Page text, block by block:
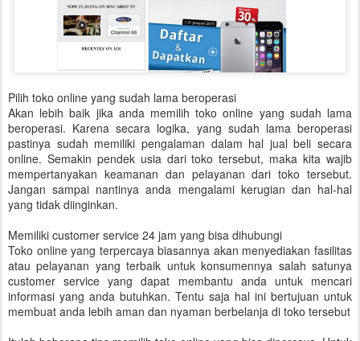
Pilih toko online yang sudah lama beroperasi
Akan lebih baik jika anda memilih toko online yang sudah lama
beroperasi. Karena secara logika, yang sudah lama beroperasi
pastinya sudah memiliki pengalaman dalam hal jual beli secara
online. Semakin pendek usia dari toko tersebut, maka kita wajib
mempertanyakan keamanan dan pelayanan dari toko tersebut.
Jangan sampai nantinya anda mengalami kerugian dan hal-hal
yang tidak diinginkan.
Memiliki customer service 24 jam yang bisa dihubungi
Toko online yang terpercaya biasannya akan menyediakan fasilitas
atau pelayanan yang terbaik untuk konsumennya salah satunya
customer service yang dapat membantu anda untuk mencari
informasi yang anda butuhkan. Tentu saja hal ini bertujuan untuk
membuat anda lebih aman dan nyaman berbelanja di toko tersebut